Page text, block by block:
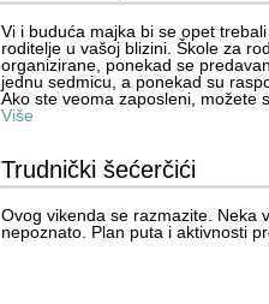
Vi i buduća majka bi se opet
roditelje u vašoj blizini. Škole za
organizirane, ponekad se
jednu sedmicu, a ponekad su
Ako ste veoma zaposleni, možete
Više
Trudnički šećerčići
Ovog vikenda se razmazite. Neka
nepoznato. Plan puta i aktivnosti